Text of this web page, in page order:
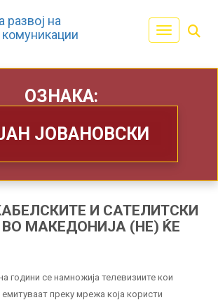
Toggle
ОЗНАКА:
ЈОВАНОВСКИ
И САТЕЛИТСКИ
МАКЕДОНИЈА (НЕ) ЌЕ
години се намножија телевизиите кои
емитуваат преку мрежа која користи